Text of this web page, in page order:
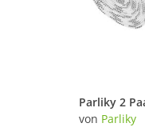
von Parliky